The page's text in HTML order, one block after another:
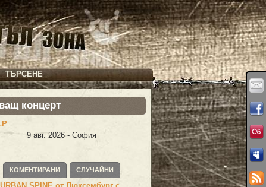
ТЪРСЕНЕ
концерт
9 авг. 2026 - София
КОМЕНТИРАНИ СЛУЧАЙНИ